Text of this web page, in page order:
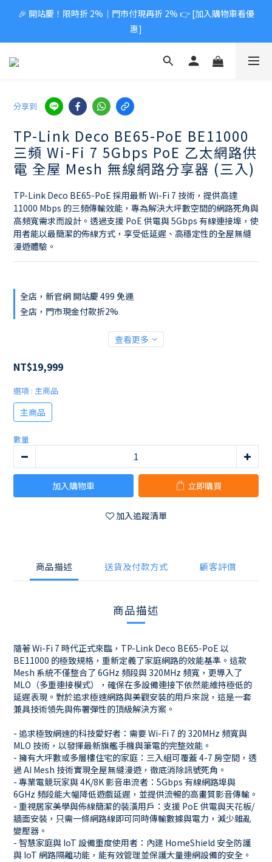
🎉 開站慶！限時折 2%｜門市付現再折 2% 👉 [加入購物車看優
惠]
分享到
TP-Link Deco BE65-PoE BE11000
三頻 Wi-Fi 7 5Gbps PoE 乙太網路供
電 全屋 Mesh 無線網路分享器 (三入)
TP-Link Deco BE65-PoE 採用最新 Wi-Fi 7 技術，提供高達
11000 Mbps 的三頻傳輸效能，專為解決大坪數空間的網路死角與
高頻寬需求而設計。透過支援 PoE 供電與 5Gbps 有線連接埠，使
用者能以最簡潔的佈線方式，享受低延遲、高穩定性的全屋無縫
漫遊體驗。
全店，新官網 開站慶 499 免運
全店，門市現金付款折2%
查看更多
NT$19,999
選項 : 主商品
主商品
數量
加入購物車 立即購買
加入追蹤清單
商品描述 送貨及付款方式 顧客評價
商品描述
隨著 Wi-Fi 7 時代正式來臨，TP-Link Deco BE65-PoE 以
BE11000 的極致規格，重新定義了家庭網路的效能基準。這款
Mesh 系統不僅整合了 6GHz 頻段與 320MHz 頻寬，更導入了
MLO（多重連接模式），確保在多設備連接下依然能維持極低的
延遲表現。對於追求極速網路與美觀安裝的用戶來說，這是一套
兼具技術領先與佈署彈性的頂級解決方案。
- 追求極致網速的科技愛好者：需要 Wi-Fi 7 的 320MHz 頻寬與
MLO 技術，以發揮最新旗艦手機與筆電的完整效能。
- 擁有大坪數或多層樓住宅的家庭：三入組可覆蓋 4-7 房空間，透
過 AI Mesh 技術實現全屋無縫漫遊，徹底消除訊號死角。
- 專業電競玩家與 4K/8K 影音串流者：5Gbps 有線網路埠與
6GHz 頻段能大幅降低遊戲延遲，並提供流暢的高畫質影音傳輸。
- 重視居家美學與佈線簡潔的裝潢用戶：支援 PoE 供電與天花板/
牆面安裝，只需一條網路線即可同時傳輸數據與電力，減少雜亂
變壓器。
- 智慧家庭與 IoT 設備重度使用者：內建 HomeShield 安全防護
與 IoT 網路隔離功能，能有效管理並保護大量連網設備的安全。